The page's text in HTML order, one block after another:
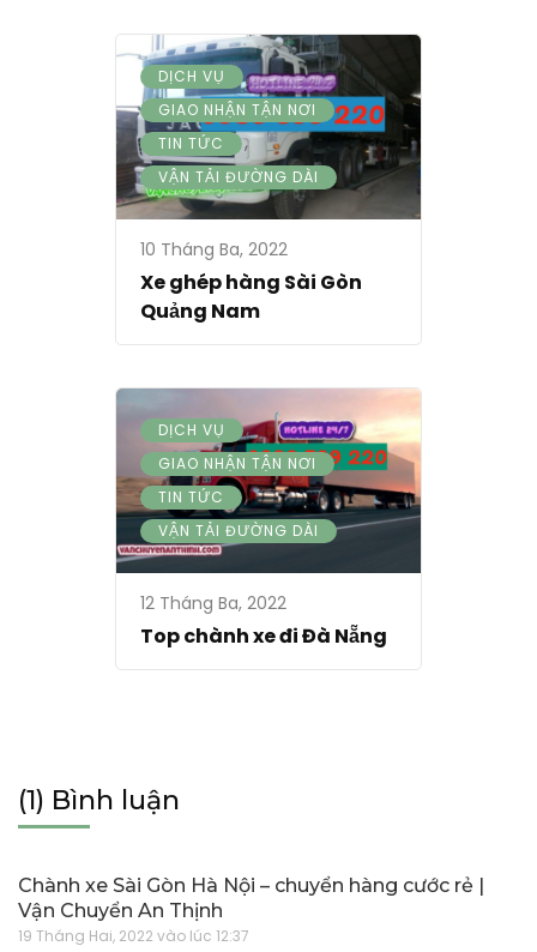
DỊCH VỤ ,
GIAO NHẬN TẬN NƠI ,
TIN TỨC ,
VẬN TẢI ĐƯỜNG DÀI
10 Tháng Ba, 2022
Xe ghép hàng Sài Gòn
Quảng Nam
DỊCH VỤ ,
GIAO NHẬN TẬN NƠI ,
TIN TỨC ,
VẬN TẢI ĐƯỜNG DÀI
12 Tháng Ba, 2022
Top chành xe đi Đà Nẵng
(1) Bình luận
Chành xe Sài Gòn Hà Nội – chuyển hàng cước rẻ |
Vận Chuyển An Thịnh
19 Tháng Hai, 2022 vào lúc 12:37